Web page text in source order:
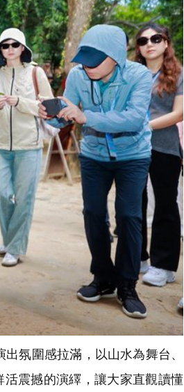
氛圍感拉滿，以山水為舞台、
震撼的演繹，讓大家直觀讀懂